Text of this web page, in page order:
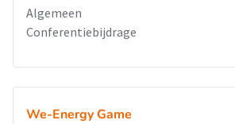
Algemeen
Conferentiebijdrage
We-Energy Game